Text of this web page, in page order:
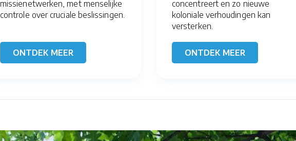
missienetwerken, met menselijke
controle over cruciale beslissingen.
ONTDEK MEER
concentreert en zo nieuwe
koloniale verhoudingen kan
versterken.
ONTDEK MEER